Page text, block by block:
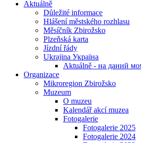
Aktuálně
Důležité informace
Hlášení městského rozhlasu
Měsíčník Zbirožsko
Plzeňská karta
Jízdní řády
Ukrajina Україна
Aktuálně - на даний
Organizace
Mikroregion Zbirožsko
Muzeum
O muzeu
Kalendář akcí muzea
Fotogalerie
Fotogalerie 2025
Fotogalerie 2024